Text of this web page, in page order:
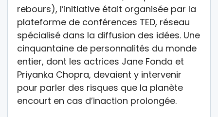
rebours), l’initiative était organisée par la
plateforme de conférences TED, réseau
spécialisé dans la diffusion des idées. Une
cinquantaine de personnalités du monde
entier, dont les actrices Jane Fonda et
Priyanka Chopra, devaient y intervenir
pour parler des risques que la planète
encourt en cas d’inaction prolongée.